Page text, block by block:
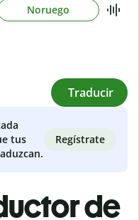
Noruego
Traducir
tus
Regístrate
de